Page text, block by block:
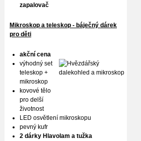
zapalovač
Mikroskop a teleskop - báječný dárek
pro děti
akční cena
výhodný set
teleskop +
mikroskop
kovové tělo
pro delší
životnost
LED osvětlení mikroskopu
pevný kufr
2 dárky Hlavolam a tužka